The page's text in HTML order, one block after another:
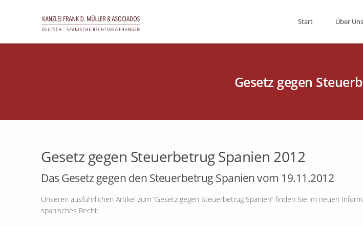
Start Über Uns
Gesetz gegen
Gesetz gegen Steuerbetrug Spanien 2012
Das Gesetz gegen den Steuerbetrug Spanien vom 19.11.2012
Unseren ausführlichen Artikel zum “Gesetz gegen Steuerbetrug Spanien” finden Sie im neuen
spanisches Recht: